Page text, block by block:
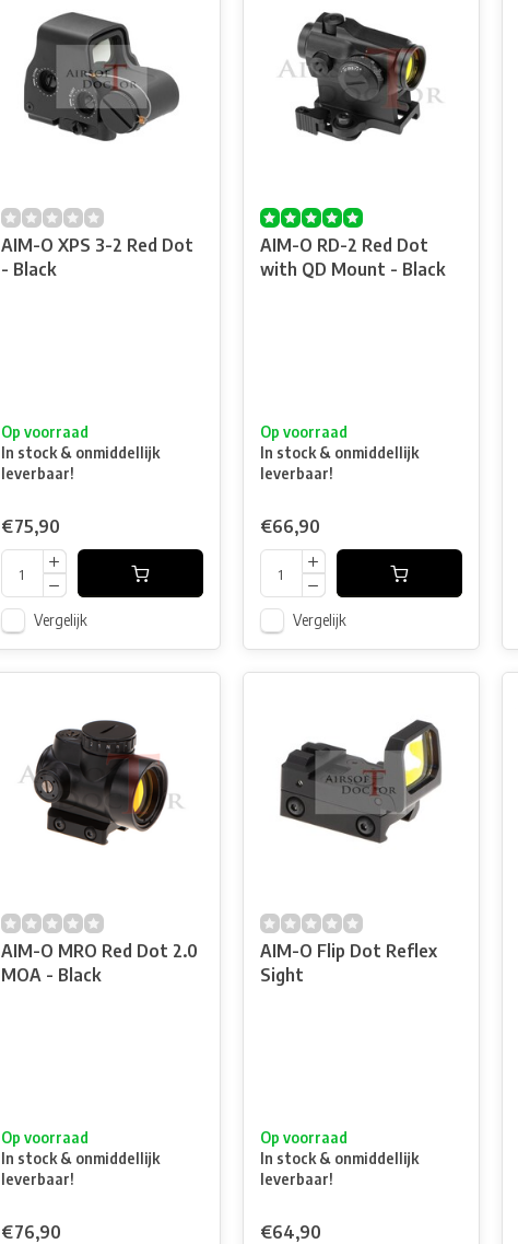
AIM-O XPS 3-2 Red Dot
- Black
Op voorraad
In stock & onmiddellijk
leverbaar!
€75,90
Vergelijk
AIM-O RD-2 Red Dot
with QD Mount - Black
Op voorraad
In stock & onmiddellijk
leverbaar!
€66,90
Vergelijk
AIM-O MRO Red Dot 2.0
MOA - Black
Op voorraad
In stock & onmiddellijk
leverbaar!
€76,90
AIM-O Flip Dot Reflex
Sight
Op voorraad
In stock & onmiddellijk
leverbaar!
€64,90